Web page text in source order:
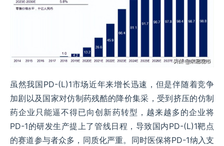
虽然我国PD-(L)1市场近年来增长迅速，但是伴随着竞争
加剧以及国家对仿制药残酷的降价集采，受到挤压的仿制
药企业只能逼不得已向创新药转型，越来越多的企业将
PD-1的研发生产提上了管线日程，导致国内PD-(L)1靶点
的赛道参与者众多，同质化严重。同时医保将PD-1纳入支